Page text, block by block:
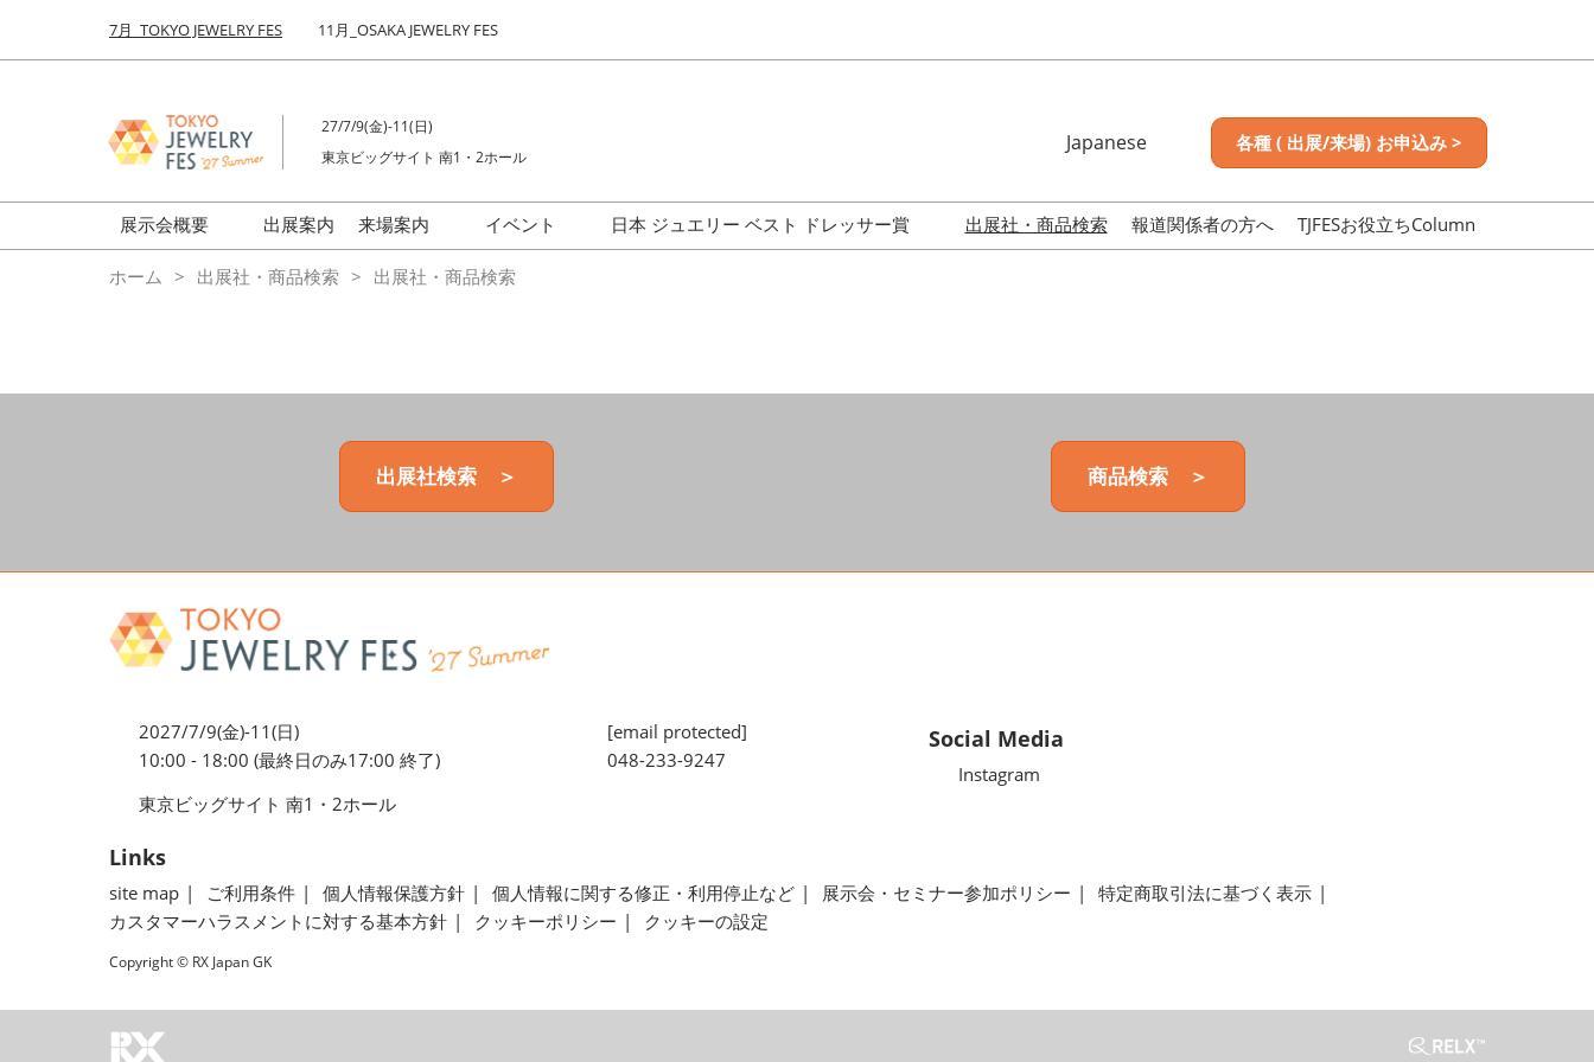
キ
し
て
む
to
7月_TOKYO JEWELRY FES 11月_OSAKA JEWELRY FES
27/7/9(金)-11(日)
東京ビッグサイト 南1・2ホール
Japanese
English
各種 ( 出展/来場) お申込み >
展示会概要
前回来場者数
ミネラル&ストーンFES
出展案内
来場案内
会場の様子
イベント
日本 ジュエリー ベスト ドレッサー賞
出展社・商品検索 報道関係者の方へ TJFESお役立ちColumn
ホーム 出展社・商品検索 出展社・商品検索
出展社検索 ＞ 商品検索 ＞
2027/7/9(金)-11(日)
10:00 - 18:00 (最終日のみ17:00 終了)
東京ビッグサイト 南1・2ホール
[email protected]
048-233-9247
Social Media
Instagram
Links
site map ご利用条件 個人情報保護方針 個人情報に関する修正・利用停止など 展示会・セミナー参加ポリシー
特定商取引法に基づく表示
カスタマーハラスメントに対する基本方針
クッキーポリシー クッキーの設定
Copyright © RX Japan GK